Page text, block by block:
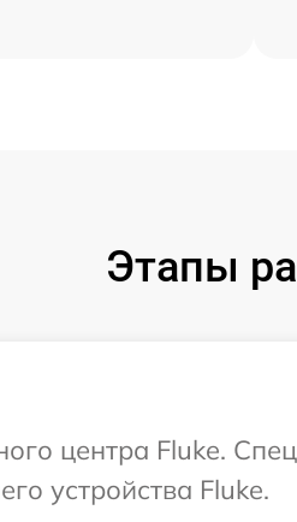
Этапы
центра Fluke.
устройства Fluke.